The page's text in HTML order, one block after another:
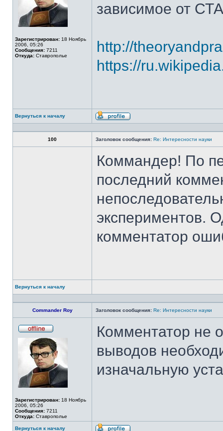
Зарегистрирован: 18 Ноябрь
2006, 05:26
Сообщения: 7211
Откуда: Ставрополье
зависимое от
http://
https://
Вернуться к началу
Профиль
100 Заголовок сообщения: Re: Интересности науки
Коммандер! По
последний
экспериментов.
комментатор
Вернуться к началу
Commander Roy Заголовок сообщения: Re: Интересности науки
в
сети
Зарегистрирован: 18 Ноябрь
2006, 05:26
Сообщения: 7211
Откуда: Ставрополье
Комментатор не
выводов
изначальную
Вернуться к началу